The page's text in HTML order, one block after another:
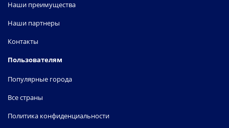
Наши преимущества
Наши партнеры
Контакты
Пользователям
Популярные города
Все страны
Политика конфиденциальности